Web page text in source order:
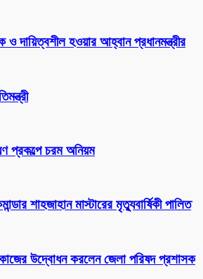
দায়িত্বশীল হওয়ার আহ্বান প্রধানমন্ত্রীর
প্রকল্পে চরম অনিয়ম
শাহজাহান মাস্টারের মৃত্যুবার্ষিকী পালিত
উদ্বোধন করলেন জেলা পরিষদ প্রশাসক